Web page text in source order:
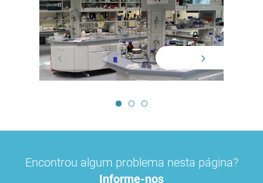
Encontrou algum problema nesta página?
Informe-nos